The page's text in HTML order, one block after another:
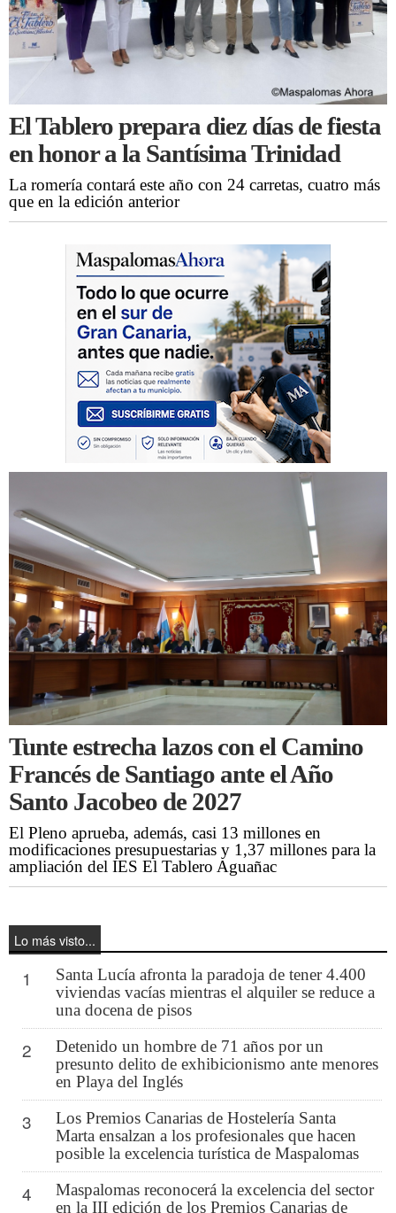
El Tablero prepara diez días de fiesta
en honor a la Santísima Trinidad
La romería contará este año con 24 carretas, cuatro más
que en la edición anterior
Tunte estrecha lazos con el Camino
Francés de Santiago ante el Año
Santo Jacobeo de 2027
El Pleno aprueba, además, casi 13 millones en
modificaciones presupuestarias y 1,37 millones para la
ampliación del IES El Tablero Aguañac
Lo más visto...
1
Santa Lucía afronta la paradoja de tener 4.400
viviendas vacías mientras el alquiler se reduce a
una docena de pisos
2
Detenido un hombre de 71 años por un
presunto delito de exhibicionismo ante menores
en Playa del Inglés
3
Los Premios Canarias de Hostelería Santa
Marta ensalzan a los profesionales que hacen
posible la excelencia turística de Maspalomas
4
Maspalomas reconocerá la excelencia del sector
en la III edición de los Premios Canarias de